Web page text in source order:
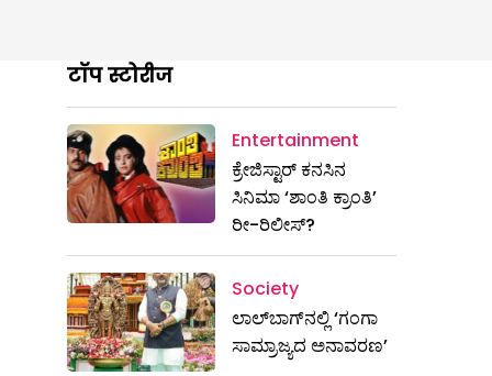
टॉप स्टोरीज
Entertainment
ಕ್ರೇಜಿಸ್ಟಾರ್ ಕನಸಿನ
ಸಿನಿಮಾ ‘ಶಾಂತಿ ಕ್ರಾಂತಿ’
ರೀ-ರಿಲೀಸ್?
Society
ಲಾಲ್‌ಬಾಗ್‌ನಲ್ಲಿ ‘ಗಂಗಾ
ಸಾಮ್ರಾಜ್ಯದ ಅನಾವರಣ’